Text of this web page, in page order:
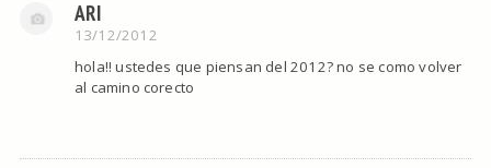
ARI
13/12/2012
hola!! ustedes que piensan del 2012? no se como volver
al camino corecto